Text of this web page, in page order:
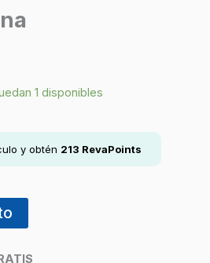
1 disponibles
y obtén 213 RevaPoints